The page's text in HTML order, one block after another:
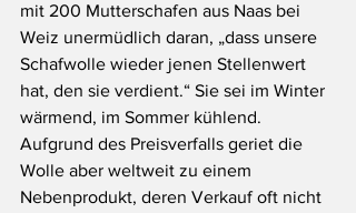
mit 200 Mutterschafen aus Naas bei
Weiz unermüdlich daran, „dass unsere
Schafwolle wieder jenen Stellenwert
hat, den sie verdient.“ Sie sei im Winter
wärmend, im Sommer kühlend.
Aufgrund des Preisverfalls geriet die
Wolle aber weltweit zu einem
Nebenprodukt, deren Verkauf oft nicht